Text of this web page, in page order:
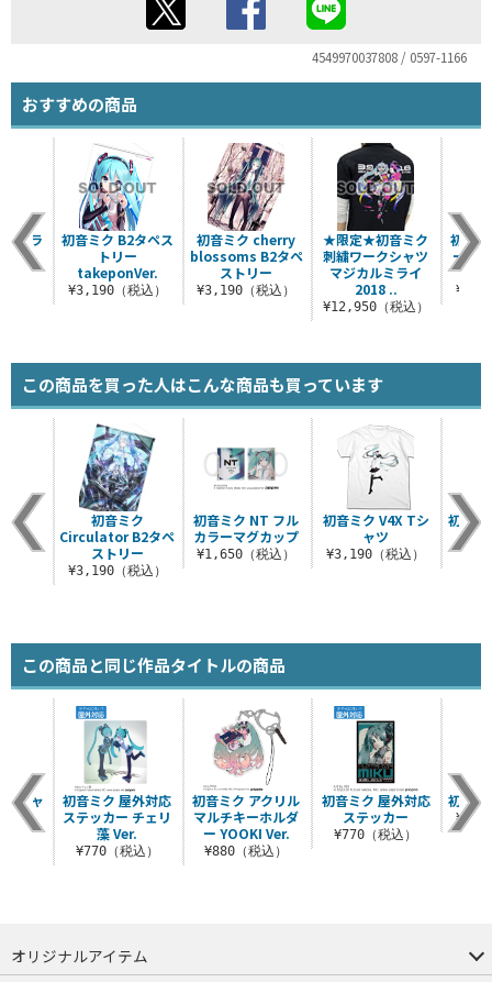
4549970037808 / 0597-1166
おすすめの商品
初音ミク cherry
blossoms B2タペ
ストリー
¥3,190（税込）
★限定★初音ミク
刺繍ワークシャツ
マジカルミライ
2018 ..
¥12,950（税込）
初音
ーTシ
カラ
ツ
初音ミク B2タペス
トリー
takeponVer.
¥3,190（税込）
この商品を買った人はこんな商品も買っています
初音ミク NT フル
カラーマグカップ
¥1,650（税込）
初音ミク V4X Tシ
ャツ
¥3,190（税込）
初音ミ
ッ
ぶり
込）
初音ミク
Circulator B2タペ
ストリー
¥3,190（税込）
この商品と同じ作品タイトルの商品
初音ミク アクリル
マルチキーホルダ
ー YOOKI Ver.
¥880（税込）
初音ミク 屋外対応
ステッカー
¥770（税込）
初音ミ
Tシャ
込）
初音ミク 屋外対応
ステッカー チェリ
藻 Ver.
¥770（税込）
オリジナルアイテム